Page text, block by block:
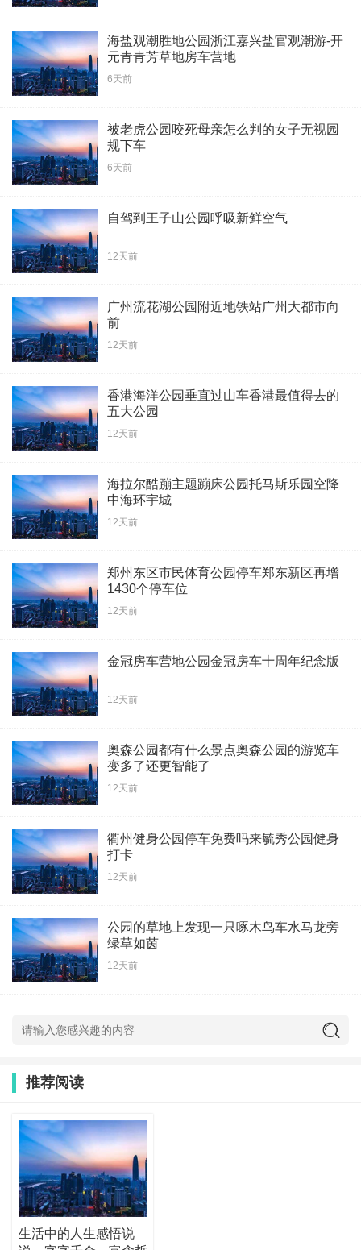
海盐观潮胜地公园浙江嘉兴盐官观潮游-开
元青青芳草地房车营地
6天前
被老虎公园咬死母亲怎么判的女子无视园
规下车
6天前
自驾到王子山公园呼吸新鲜空气
12天前
广州流花湖公园附近地铁站广州大都市向
前
12天前
香港海洋公园垂直过山车香港最值得去的
五大公园
12天前
海拉尔酷蹦主题蹦床公园托马斯乐园空降
中海环宇城
12天前
郑州东区市民体育公园停车郑东新区再增
1430个停车位
12天前
金冠房车营地公园金冠房车十周年纪念版
12天前
奥森公园都有什么景点奥森公园的游览车
变多了还更智能了
12天前
衢州健身公园停车免费吗来毓秀公园健身
打卡
12天前
公园的草地上发现一只啄木鸟车水马龙旁
绿草如茵
12天前
推荐阅读
生活中的人生感悟说